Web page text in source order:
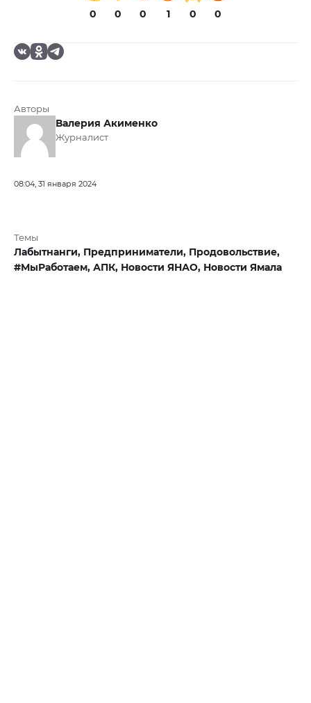
0 0 0 1 0 0
Авторы
Валерия Акименко
Журналист
08:04, 31 января 2024
Темы
Лабытнанги, Предприниматели, Продовольствие,
#МыРаботаем, АПК, Новости ЯНАО, Новости Ямала